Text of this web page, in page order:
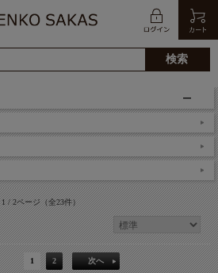
1 / 2ページ（全23件）
1 2 次へ